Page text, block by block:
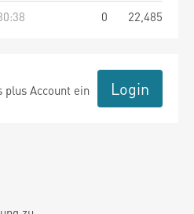
0 22,485
plus Account ein Login